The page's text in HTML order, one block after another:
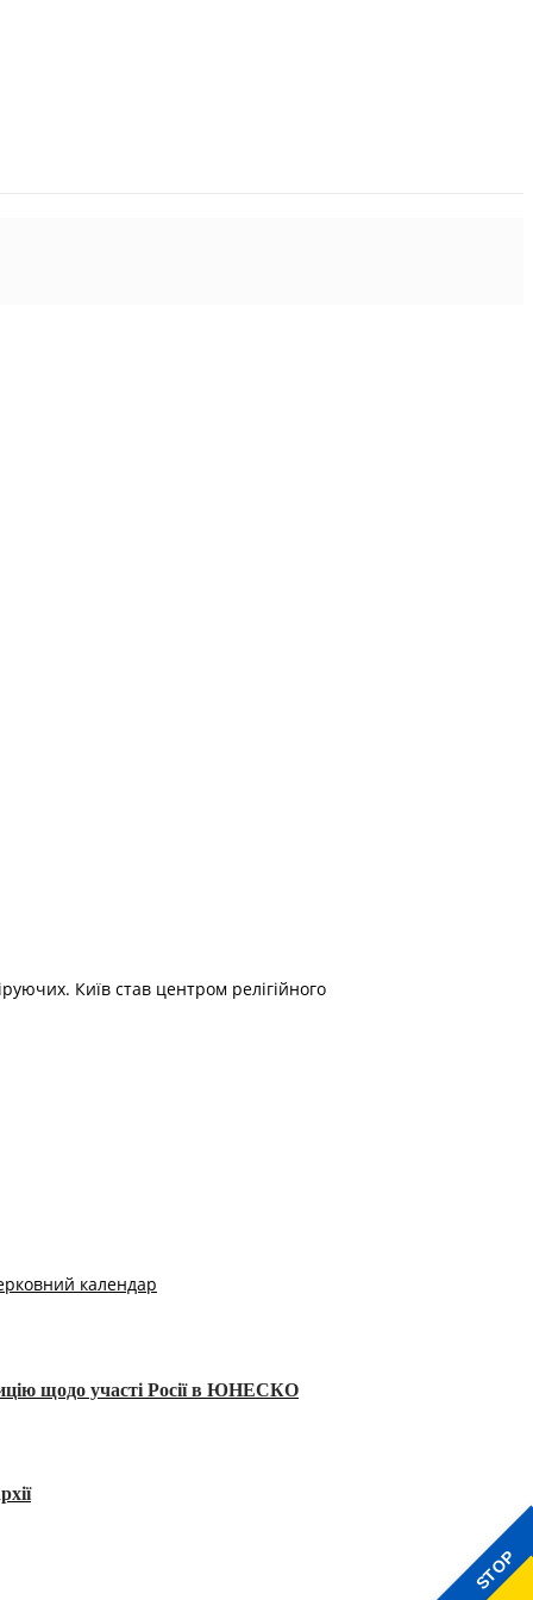
STOP
Київ став центром релігійного
календар
щодо участі Росії в ЮНЕСКО